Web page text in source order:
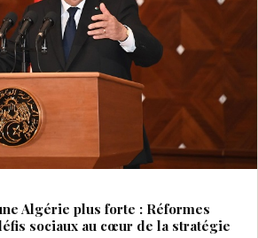
Algérie plus forte : Réformes
sociaux au cœur de la stratégie